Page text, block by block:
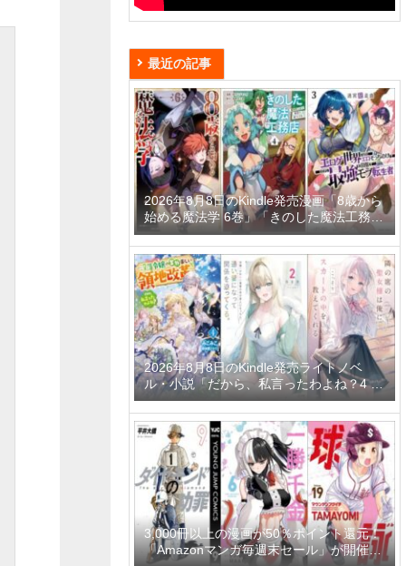
最近の記事
2026年8月8日のKindle発売漫画「8歳から
始める魔法学 6巻」「きのした魔法工務店
異世界工法で最強の家づくりを 4巻」「迷
宮狂走曲 3 ～エロゲ世界なのにエロそっ
ちのけでひたすら最強を目指すモブ転生者
～」など
2026年8月8日のKindle発売ライトノベ
ル・小説「だから、私言ったわよね？4 ～
没落令嬢の案外楽しい領地改革～」「学園
一かわいい後輩の命の恩人になったら、通
い妻になって関係を迫ってくる。 2巻」
「隣の席の聖女様は俺にこっそりスカート
の中を教えてくれる」など
3,000冊以上の漫画が50％ポイント還元！
「Amazonマンガ毎週末セール」が開催